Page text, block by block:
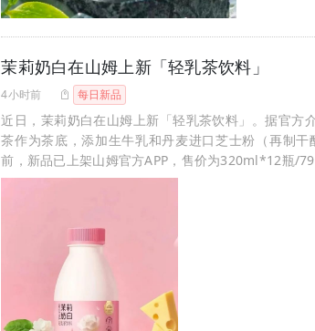
茉莉奶白在山姆上新「轻乳茶饮料」
4小时前 每日新品
近日，茉莉奶白在山姆上新「轻乳茶饮料」。据官方
茶作为茶底，添加生牛乳和丹麦进口芝士粉（再制
前，新品已上架山姆官方APP，售价为320ml*12瓶/